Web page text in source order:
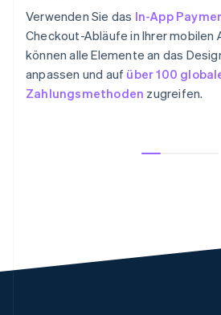
Verwenden Sie das In-App
Checkout-Abläufe in Ihrer mobilen
können alle Elemente an das
anpassen und auf über 100
Zahlungsmethoden zugreifen.